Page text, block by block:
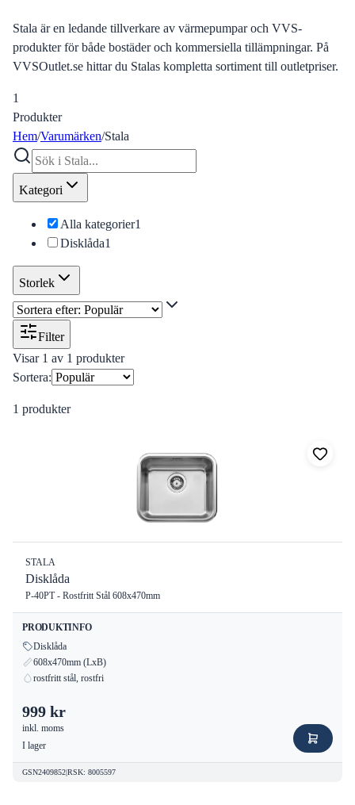
Stala är en ledande tillverkare av värmepumpar och VVS-
produkter för både bostäder och kommersiella tillämpningar. På
VVSOutlet.se hittar du Stalas kompletta sortiment till outletpriser.
1
Produkter
Hem/Varumärken/Stala
Kategori
Alla kategorier1
Disklåda1
Storlek
Filter
Visar 1 av 1 produkter
Sortera:
1 produkter
STALA
Disklåda
P-40PT - Rostfritt Stål 608x470mm
PRODUKTINFO
Disklåda
608x470mm (LxB)
rostfritt stål, rostfri
999 kr
inkl. moms
I lager
GSN2409852|RSK: 8005597